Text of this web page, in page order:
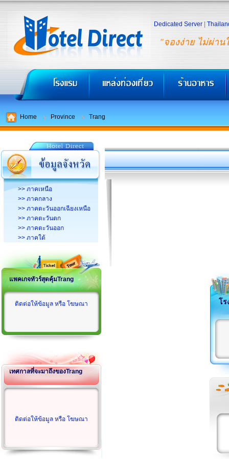
"จองง่าย ไม่ผ่าน
Dedicated Server
Home Province Trang
>> ภาคเหนือ
>> ภาคกลาง
>> ภาคตะวันออกเฉียงเหนือ
>> ภาคตะวันตก
>> ภาคตะวันออก
>> ภาคใต้
แพคเกจทัวร์สุดคุ้มTrang
ติดต่อให้ข้อมูล หรือ โฆษณา
เทศกาลที่จะมาถึงของTrang
ติดต่อให้ข้อมูล หรือ โฆษณา
โร